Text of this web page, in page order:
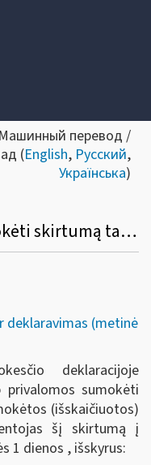
перевод /
(English, Русский,
Українська)
Kada gyventojas turi sumokėti skirtumą tarp privalomos sumokėti mokesčio sumos ir faktiškai sumokėtos pajamų mokesčio sumos, jeigu metinėje pajamų mokesčio deklaracijoje apskaičiuojamas minėtas skirtumas?
deklaravimas (metinė
deklaracijoje
privalomos sumokėti
(išskaičiuotos)
šį skirtumą į
1 dienos , išskyrus: